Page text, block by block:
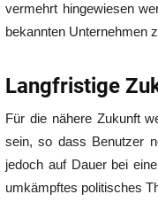
vermehrt hingewiesen
bekannten Unternehmen
Langfristige
Für die nähere Zukunft
sein, so dass Benutzer
jedoch auf Dauer bei
umkämpftes politisches